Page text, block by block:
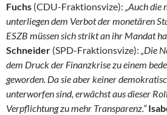
Fuchs (CDU-Fraktionsvize): „Auch die
unterliegen dem Verbot der monetären
ESZB müssen sich strikt an ihr Mandat
Schneider (SPD-Fraktionsvize): „Die
dem Druck der Finanzkrise zu einem
geworden. Da sie aber keiner
unterworfen sind, erwächst aus dieser
Verpflichtung zu mehr Transparenz.“